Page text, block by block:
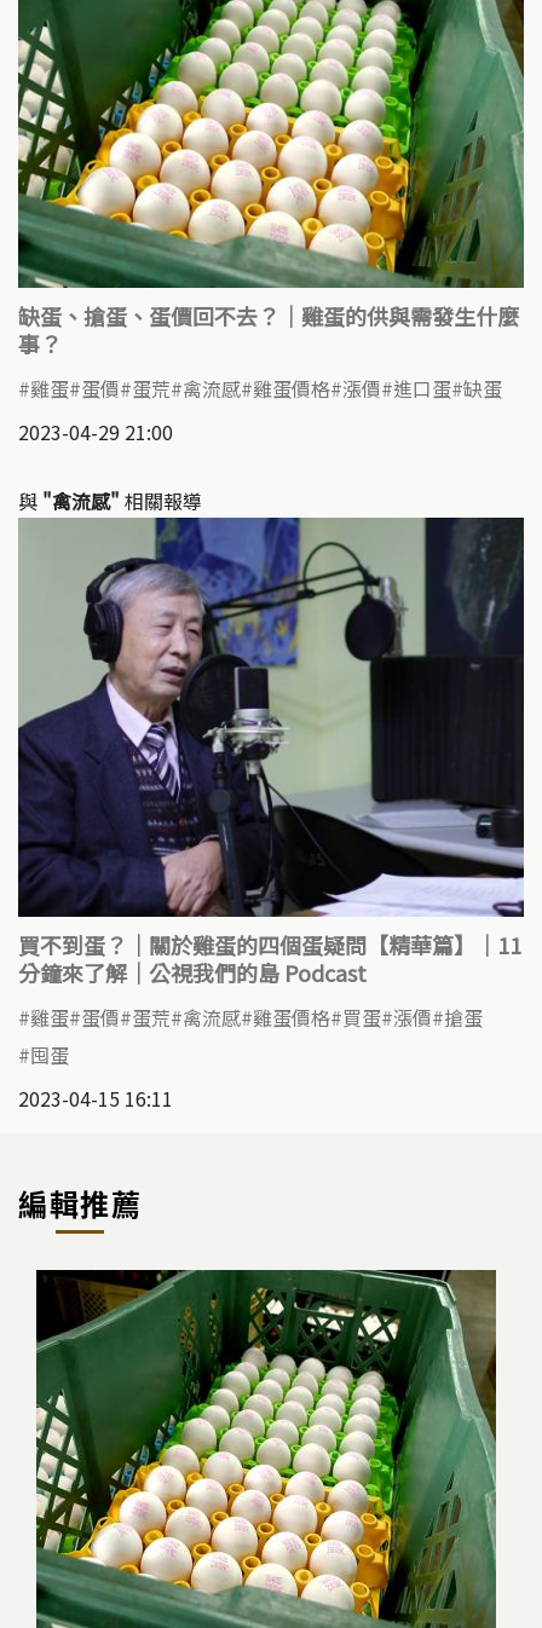
缺蛋、搶蛋、蛋價回不去？｜雞蛋的供與需發生什麼
事？
雞蛋 蛋價 蛋荒 禽流感 雞蛋價格 漲價 進口蛋 缺蛋
2023-04-29 21:00
與 "禽流感" 相關報導
買不到蛋？｜關於雞蛋的四個蛋疑問【精華篇】｜11
分鐘來了解｜公視我們的島 Podcast
雞蛋 蛋價 蛋荒 禽流感 雞蛋價格 買蛋 漲價 搶蛋
囤蛋
2023-04-15 16:11
編輯推薦